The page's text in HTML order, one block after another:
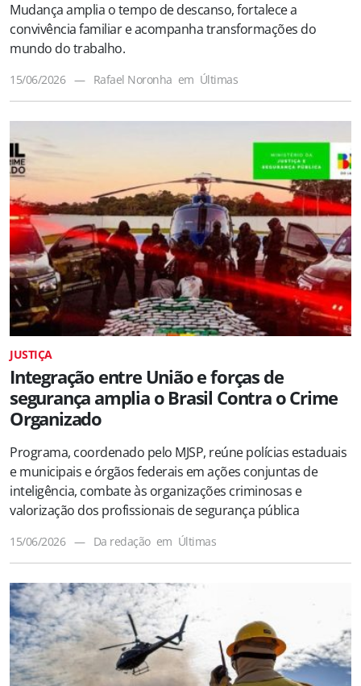
Mudança amplia o tempo de descanso, fortalece a
convivência familiar e acompanha transformações do
mundo do trabalho.
15/06/2026 — Rafael Noronha em Últimas
JUSTIÇA
Integração entre União e forças de
segurança amplia o Brasil Contra o Crime
Organizado
Programa, coordenado pelo MJSP, reúne polícias estaduais
e municipais e órgãos federais em ações conjuntas de
inteligência, combate às organizações criminosas e
valorização dos profissionais de segurança pública
15/06/2026 — Da redação em Últimas